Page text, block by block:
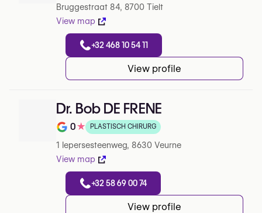
Bruggestraat 84, 8700 Tielt
View map
+32 468 10 54 11
View profile
Dr. Bob DE FRENE
Note de 0 sur 5 sur Google
0★ PLASTISCH CHIRURG
1 Iepersesteenweg, 8630 Veurne
View map
+32 58 69 00 74
View profile